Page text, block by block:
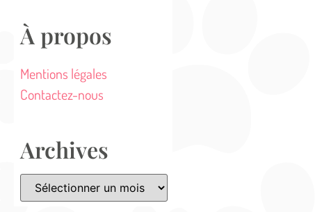
À propos
Mentions légales
Contactez-nous
Archives